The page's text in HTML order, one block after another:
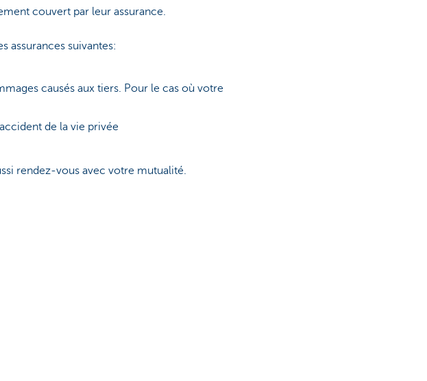
couvert par leur assurance.
assurances suivantes:
causés aux tiers. Pour le cas où votre
de la vie privée
rendez-vous avec votre mutualité.